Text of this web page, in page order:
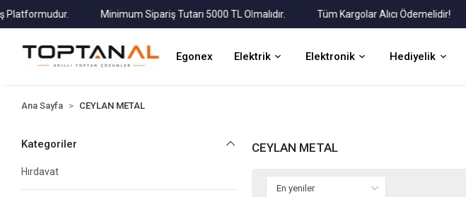
Minimum Sipariş Tutarı 5000 TL Olmalıdır. Tüm Kargolar Alıcı Ödemelidir!
Egonex Elektrik Elektronik Hediyelik
Ana Sayfa CEYLAN METAL
Kategoriler
Hırdavat
CEYLAN METAL